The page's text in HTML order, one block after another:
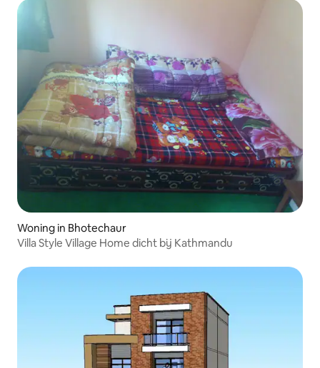
Woning in Bhotechaur
Villa Style Village Home dicht bij Kathmandu